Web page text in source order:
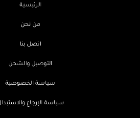
الرئيسية
من نحن
اتصل بنا
التوصيل والشحن
سياسة الخصوصية
سياسة الإرجاع